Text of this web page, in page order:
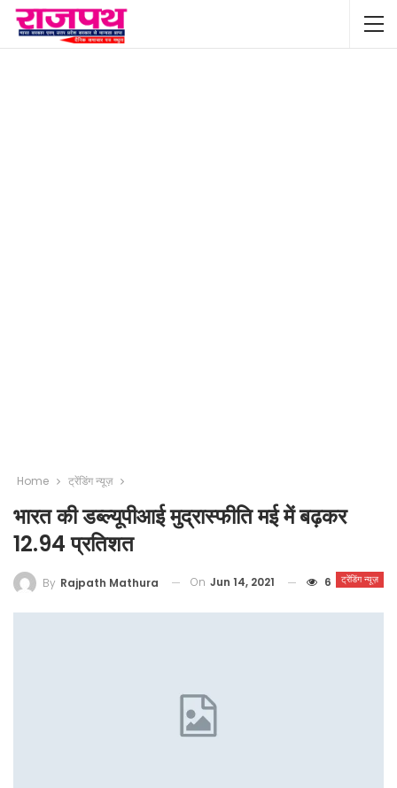
Home ट्रेंडिंग न्यूज़
भारत की डब्ल्यूपीआई मुद्रास्फीति मई में बढ़कर
12.94 प्रतिशत
ट्रेंडिंग न्यूज़
By Rajpath Mathura On Jun 14, 2021 6